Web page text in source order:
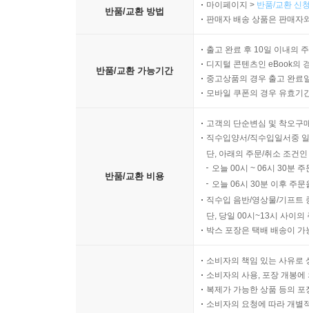
반품/교환 방법
마이페이지 > 반품/교환 신
판매자 배송 상품은 판매자
반품/교환 가능기간
출고 완료 후 10일 이내의
디지털 콘텐츠인 eBook의
중고상품의 경우 출고 완료
모바일 쿠폰의 경우 유효기
반품/교환 비용
고객의 단순변심 및 착오구
직수입양서/직수입일서중
단, 아래의 주문/취소 조건
오늘 00시 ~ 06시 30분
오늘 06시 30분 이후 주
직수입 음반/영상물/기프트
단, 당일 00시~13시 사이의
박스 포장은 택배 배송이
소비자의 책임 있는 사유로
소비자의 사용, 포장 개봉
복제가 가능한 상품 등의
소비자의 요청에 따라 개별